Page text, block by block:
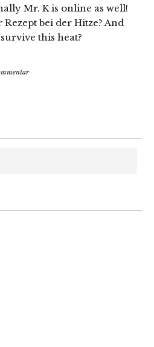
Mr. K is online as well!
Rezept bei der Hitze? And
this heat?